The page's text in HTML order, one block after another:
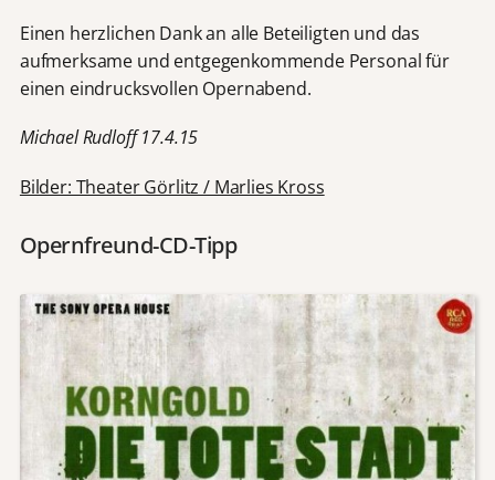
Einen herzlichen Dank an alle Beteiligten und das
aufmerksame und entgegenkommende Personal für
einen eindrucksvollen Opernabend.
Michael Rudloff 17.4.15
Bilder: Theater Görlitz / Marlies Kross
Opernfreund-CD-Tipp